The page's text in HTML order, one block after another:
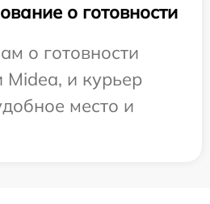
о готовности
о готовности
и курьер
место и